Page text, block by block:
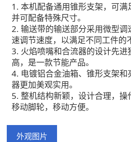
1. 本机配备通用锥形支架，可满
并可配备特殊尺寸。
2. 输送带的输送部分采用微型
速调节速度，以满足不同工件的
3. 火焰喷嘴和合流器的设计先
高，是一款节能产品。
4. 电镀铝合金油箱、锥形支架
器更加美观实用。
5. 整机结构新颖，设计合理，
移动脚轮，移动方便。
外观图片